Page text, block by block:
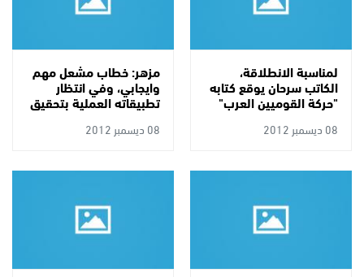
لمناسبة الانطلاقة،
الكاتب سرحان يوقع كتابه
"حركة القوميين العرب"
في لبنان08 ديسمبر 2012
مزهر: خطاب مشعل مهم
وايجابي، وفي انتظار
تطبيقاته العملية بتحقيق
المصالحة08 ديسمبر 2012